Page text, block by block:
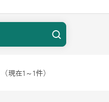
（現在1 ～1件）